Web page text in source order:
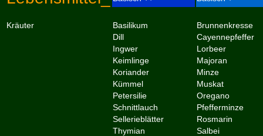
Kräuter Basilikum
Brunnenkresse
Dill
Cayennepfeffer
Ingwer
Lorbeer
Keimlinge
Majoran
Koriander
Minze
Kümmel
Muskat
Petersilie
Oregano
Schnittlauch
Pfefferminze
Sellerieblätter
Rosmarin
Thymian
Salbei